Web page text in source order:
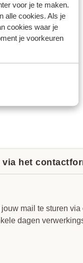
voor je te maken.
alle cookies. Als je
cookies waar je
je voorkeuren
via het
mail te sturen via
dagen